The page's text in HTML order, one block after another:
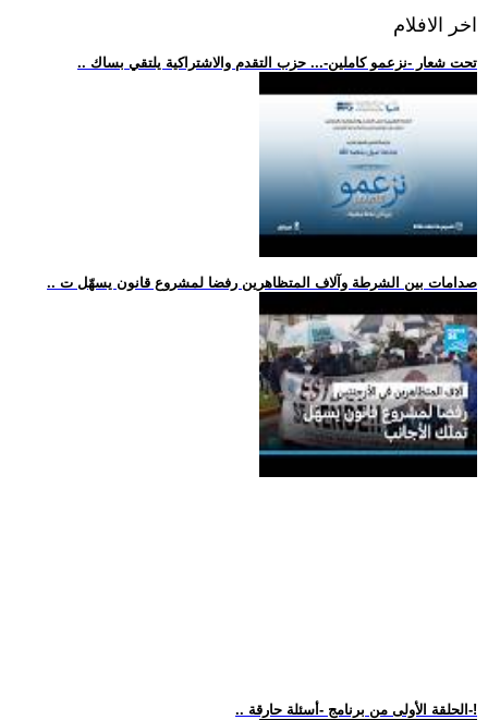
اخر الافلام
.. تحت شعار -نزعمو كاملين-... حزب التقدم والاشتراكية يلتقي بساك
.. صدامات بين الشرطة وآلاف المتظاهرين رفضا لمشروع قانون يسهّل ت
.. الحلقة الأولى من برنامج -أسئلة حارقة-!